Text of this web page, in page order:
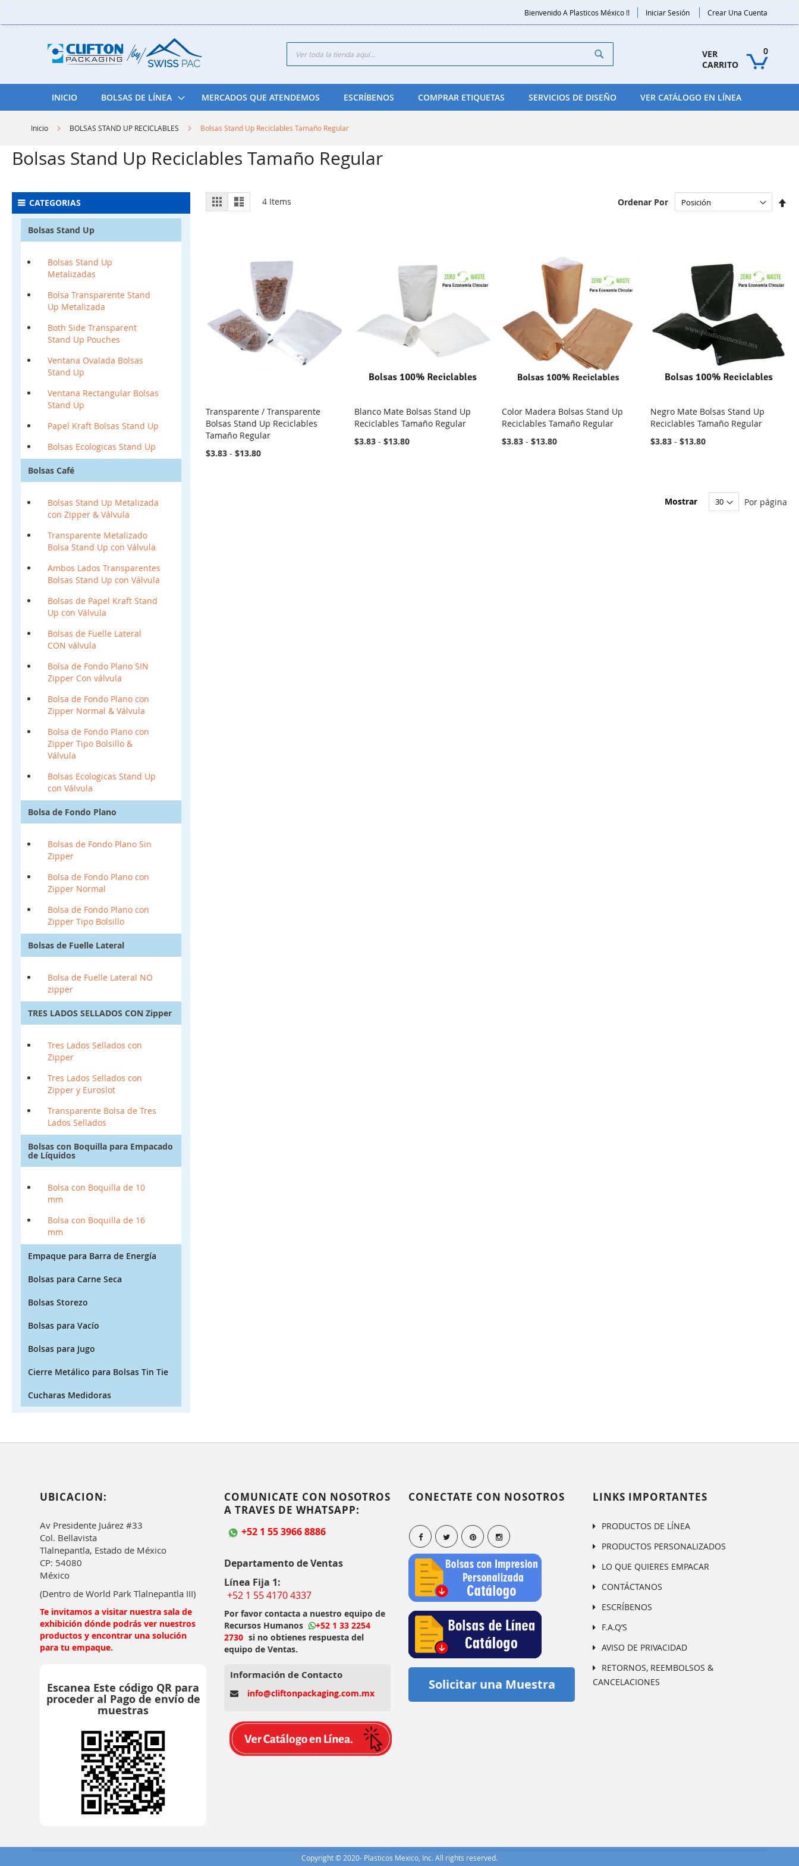
to
Bienvenido A Plasticos México !! Iniciar Sesión Crear Una Cuenta
VER
CARRITO
0
Search
INICIO BOLSAS DE LÍNEA MERCADOS QUE ATENDEMOS ESCRÍBENOS COMPRAR ETIQUETAS SERVICIOS DE DISEÑO VER CATÁLOGO EN LÍNEA
Inicio BOLSAS STAND UP RECICLABLES Bolsas Stand Up Reciclables Tamaño Regular
Bolsas Stand Up Reciclables Tamaño Regular
View
as
Grid List 4 Items Ordenar Por
Transparente / Transparente
Bolsas Stand Up Reciclables
Tamaño Regular
$3.83 - $13.80
Blanco Mate Bolsas Stand Up
Reciclables Tamaño Regular
$3.83- $13.80
Color Madera Bolsas Stand Up
Reciclables Tamaño Regular
$3.83 -$13.80
Negro Mate Bolsas Stand Up
Reciclables Tamaño Regular
$3.83- $13.80
Mostrar Por página
CATEGORIAS
Bolsas Stand Up
Bolsas Stand Up
Metalizadas
Bolsa Transparente Stand
Up Metalizada
Both Side Transparent
Stand Up Pouches
Ventana Ovalada Bolsas
Stand Up
Ventana Rectangular Bolsas
Stand Up
Papel Kraft Bolsas Stand Up
Bolsas Ecologicas Stand Up
Bolsas Café
Bolsas Stand Up Metalizada
con Zipper & Válvula
Transparente Metalizado
Bolsa Stand Up con Válvula
Ambos Lados Transparentes
Bolsas Stand Up con Válvula
Bolsas de Papel Kraft Stand
Up con Válvula
Bolsas de Fuelle Lateral
CON válvula
Bolsa de Fondo Plano SIN
Zipper Con válvula
Bolsa de Fondo Plano con
Zipper Normal & Válvula
Bolsa de Fondo Plano con
Zipper Tipo Bolsillo &
Válvula
Bolsas Ecologicas Stand Up
con Válvula
Bolsa de Fondo Plano
Bolsas de Fondo Plano Sin
Zipper
Bolsa de Fondo Plano con
Zipper Normal
Bolsa de Fondo Plano con
Zipper Tipo Bolsillo
Bolsas de Fuelle Lateral
Bolsa de Fuelle Lateral NO
zipper
TRES LADOS SELLADOS CON Zipper
Tres Lados Sellados con
Zipper
Tres Lados Sellados con
Zipper y Euroslot
Transparente Bolsa de Tres
Lados Sellados
Bolsas con Boquilla para Empacado
de Líquidos
Bolsa con Boquilla de 10
mm
Bolsa con Boquilla de 16
mm
Empaque para Barra de Energía
Bolsas para Carne Seca
Bolsas Storezo
Bolsas para Vacío
Bolsas para Jugo
Cierre Metálico para Bolsas Tin Tie
Cucharas Medidoras
UBICACION:
Av Presidente Juárez #33
Col. Bellavista
Tlalnepantla, Estado de México
CP: 54080
México
(Dentro de World Park Tlalnepantla III)
Te invitamos a visitar nuestra sala de
exhibición dónde podrás ver nuestros
productos y encontrar una solución
para tu empaque.
Escanea Este código QR para
proceder al Pago de envío de
muestras
COMUNICATE CON NOSOTROS
A TRAVES DE WHATSAPP:
+52 1 55 3966 8886
Departamento de Ventas
Línea Fija 1:
+52 1 55 4170 4337
Por favor contacta a nuestro equipo de
Recursos Humanos
+52 1 33 2254
2730 si no obtienes respuesta del
equipo de Ventas.
Información de Contacto
info@cliftonpackaging.com.mx
CONECTATE CON NOSOTROS
Solicitar una Muestra
LINKS IMPORTANTES
PRODUCTOS DE LÍNEA
PRODUCTOS PERSONALIZADOS
LO QUE QUIERES EMPACAR
CONTÁCTANOS
ESCRÍBENOS
F.A.Q’S
AVISO DE PRIVACIDAD
RETORNOS, REEMBOLSOS &
CANCELACIONES
Copyright © 2020- Plasticos Mexico, Inc. All rights reserved.